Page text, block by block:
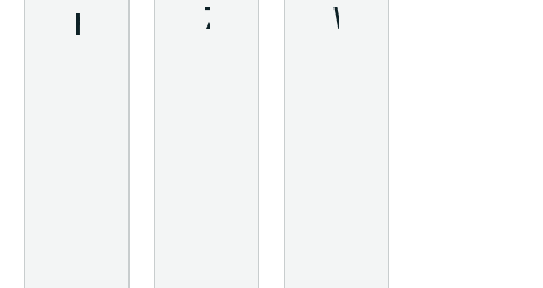
processes7
Wege